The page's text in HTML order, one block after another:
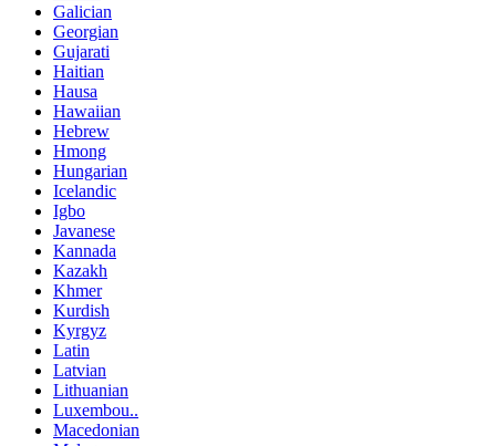
Galician
Georgian
Gujarati
Haitian
Hausa
Hawaiian
Hebrew
Hmong
Hungarian
Icelandic
Igbo
Javanese
Kannada
Kazakh
Khmer
Kurdish
Kyrgyz
Latin
Latvian
Lithuanian
Luxembou..
Macedonian